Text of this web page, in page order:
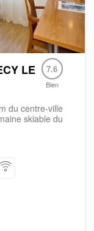
LE
7.6
Bien
du centre-ville
skiable du